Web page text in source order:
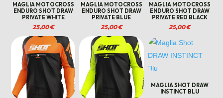
MAGLIA MOTOCROSS
ENDURO SHOT DRAW
PRIVATE WHITE
25,00€
MAGLIA MOTOCROSS
ENDURO SHOT DRAW
PRIVATE BLUE
25,00€
MAGLIA MOTOCROSS
ENDURO SHOT DRAW
PRIVATE RED BLACK
25,00€
MAGLIA SHOT DRAW
INSTINCT BLU